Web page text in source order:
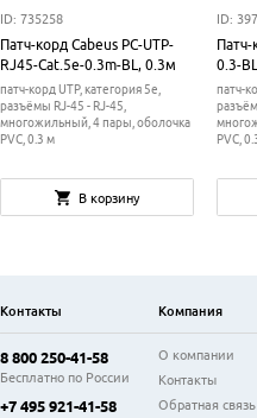
ID: 735258
Патч-корд Cabeus PC-UTP-
RJ45-Cat.5e-0.3m-BL, 0.3м
патч-корд UTP, категория 5e,
разъёмы RJ-45 - RJ-45,
многожильный, 4 пары, оболочка
PVC, 0.3 м
В корзину
ID:
0.3-
патч-
PVC,
Контакты
8 800 250-41-58
Бесплатно по России
+7 495 921-41-58
Компания
О компании
Контакты
Обратная связь